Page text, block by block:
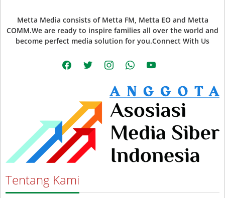
Metta Media consists of Metta FM, Metta EO and Metta
COMM.We are ready to inspire families all over the world and
become perfect media solution for you.Connect With Us
facebooktwitter instagramwhatsappyoutube
Tentang Kami